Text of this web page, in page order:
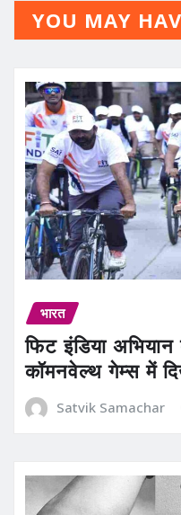
YOU MAY
भारत
फिट इंडिया
कॉमनवेल्थ गेम्स में
Satvik Samachar